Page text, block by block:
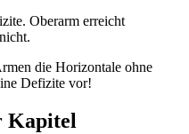
Oberarm erreicht
die Horizontale ohne
Defizite vor!
Kapitel